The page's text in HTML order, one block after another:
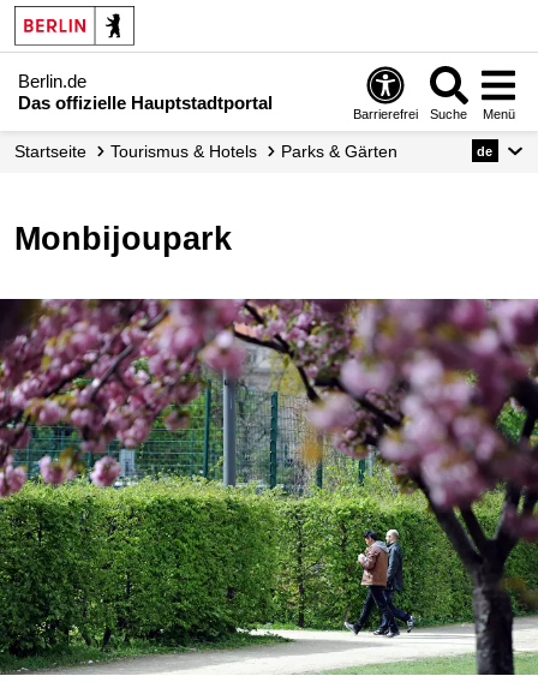
Berlin.de
Das offizielle Hauptstadtportal
Barrierefrei Suche Menü
Startseite Tourismus & Hotels Parks & Gärten de
Monbijoupark